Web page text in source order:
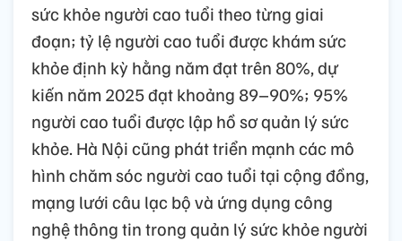
sức khỏe người cao tuổi theo từng giai
đoạn; tỷ lệ người cao tuổi được khám sức
khỏe định kỳ hằng năm đạt trên 80%, dự
kiến năm 2025 đạt khoảng 89–90%; 95%
người cao tuổi được lập hồ sơ quản lý sức
khỏe. Hà Nội cũng phát triển mạnh các mô
hình chăm sóc người cao tuổi tại cộng đồng,
mạng lưới câu lạc bộ và ứng dụng công
nghệ thông tin trong quản lý sức khỏe người